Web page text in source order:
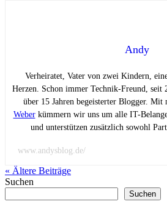
Andy
Verheiratet, Vater von zwei Kindern,
Herzen. Schon immer Technik-Freund,
über 15 Jahren begeisterter Blogger. Mit
Weberkümmern wir uns um alle IT-
und unterstützen zusätzlich sowohl
www.andysblog.de/
« Ältere Beiträge
Suchen
Suchen